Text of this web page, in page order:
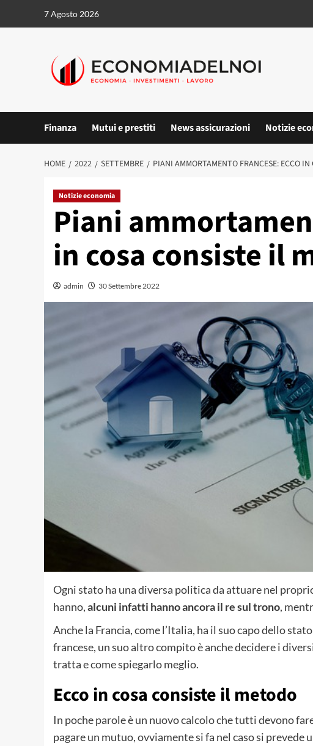
7 Agosto 2026
Finanza Mutui e prestiti News assicurazioni Notizie
HOME 2022 SETTEMBRE PIANI AMMORTAMENTO FRANCESE: ECCO
Notizie economia
Piani
in cosa consiste il
admin 30 Settembre 2022
Ogni stato ha una diversa politica da attuare nel
hanno,alcuni infatti hanno ancora il re sul trono,
Anche la Francia, come l’Italia, ha il suo capo dello
francese, un suo altro compito è anche decidere i
tratta e come spiegarlo meglio.
Ecco in cosa consiste il metodo
In poche parole è un nuovo calcolo che tutti devono
pagare un mutuo, ovviamente si fa nel caso si prevede